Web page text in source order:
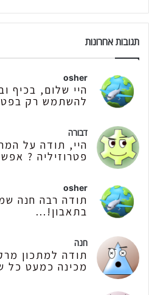
תגובות אחרונות
osher
היי שלום, בכיף
להשתמש רק
דבורה
היי, תודה על
פטרוזיליה ?
osher
תודה רבה חנה
בתאבון!...
חנה
תודה למתכון
מכינה כמעט כל